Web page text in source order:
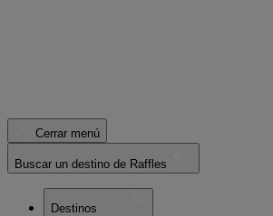
Cerrar menú
Buscar un destino de Raffles
Destinos